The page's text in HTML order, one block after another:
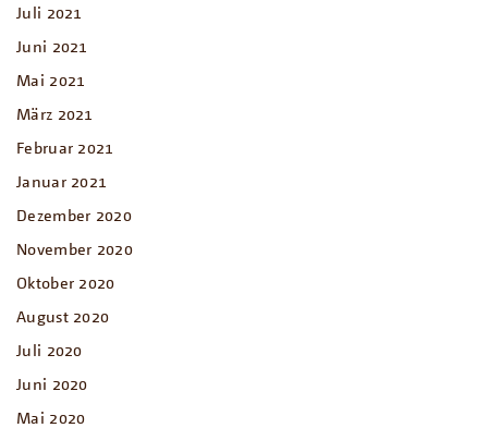
Juli 2021
Juni 2021
Mai 2021
März 2021
Februar 2021
Januar 2021
Dezember 2020
November 2020
Oktober 2020
August 2020
Juli 2020
Juni 2020
Mai 2020